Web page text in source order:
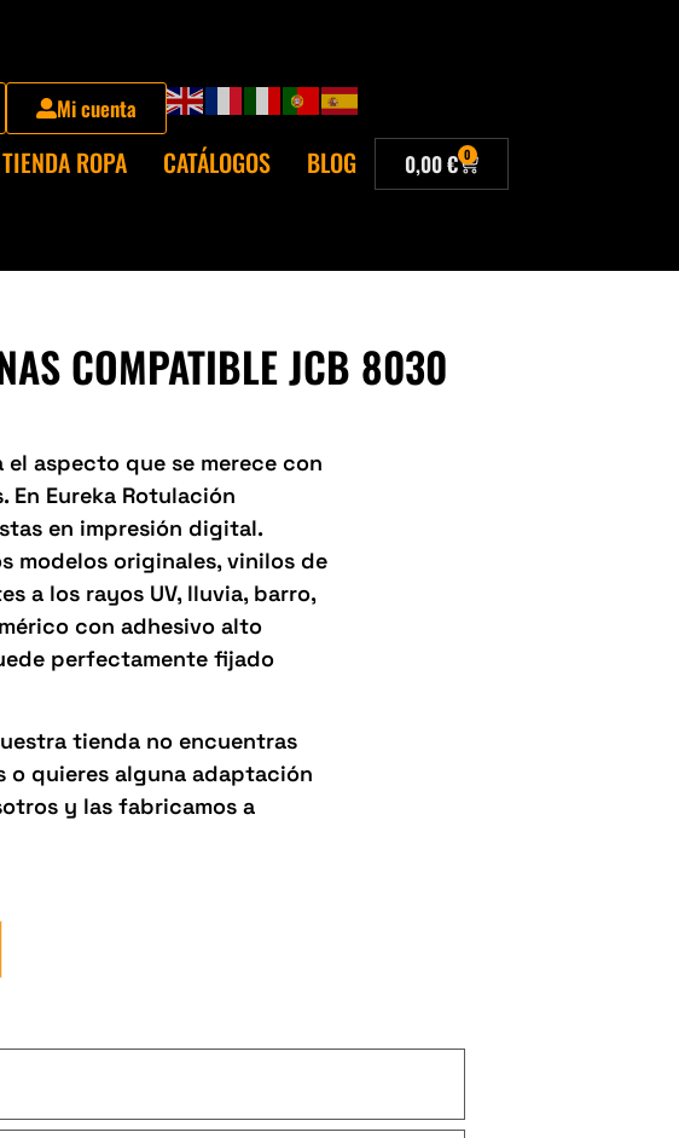
Mi cuenta
TIENDA ROPA CATÁLOGOS BLOG 0,00€ 0
COMPATIBLE JCB 8030
aspecto que se merece con
Eureka Rotulación
en impresión digital.
modelos originales, vinilos de
a los rayos UV, lluvia, barro,
con adhesivo alto
perfectamente fijado
tienda no encuentras
o quieres alguna adaptación
y las fabricamos a